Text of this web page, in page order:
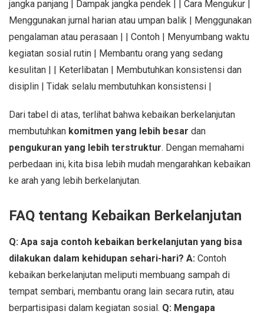
jangka panjang | Dampak jangka pendek | | Cara Mengukur |
Menggunakan jurnal harian atau umpan balik | Menggunakan
pengalaman atau perasaan | | Contoh | Menyumbang waktu
kegiatan sosial rutin | Membantu orang yang sedang
kesulitan | | Keterlibatan | Membutuhkan konsistensi dan
disiplin | Tidak selalu membutuhkan konsistensi |
Dari tabel di atas, terlihat bahwa kebaikan berkelanjutan
membutuhkan komitmen yang lebih besar dan
pengukuran yang lebih terstruktur. Dengan memahami
perbedaan ini, kita bisa lebih mudah mengarahkan kebaikan
ke arah yang lebih berkelanjutan.
FAQ tentang Kebaikan Berkelanjutan
Q: Apa saja contoh kebaikan berkelanjutan yang bisa
dilakukan dalam kehidupan sehari-hari? A: Contoh
kebaikan berkelanjutan meliputi membuang sampah di
tempat sembari, membantu orang lain secara rutin, atau
berpartisipasi dalam kegiatan sosial. Q: Mengapa